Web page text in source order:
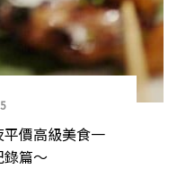
平價高級美食一
錄篇～